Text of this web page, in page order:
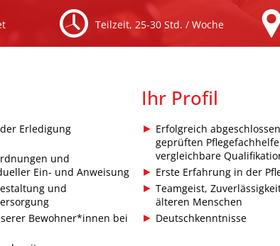
Teilzeit, 25-30 Std. / Woche
Erledigung
und
Ein- und Anweisung
und
Bewohner*innen bei
Ihr Profil
Erfolgreich
geprüften
vergleichbare
Erste Erfahrung in der
Teamgeist,
älteren Menschen
Deutschkenntnisse